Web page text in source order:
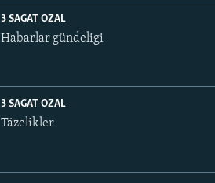
3 SAGAT OZAL
Habarlar gündeligi
3 SAGAT OZAL
Täzelikler